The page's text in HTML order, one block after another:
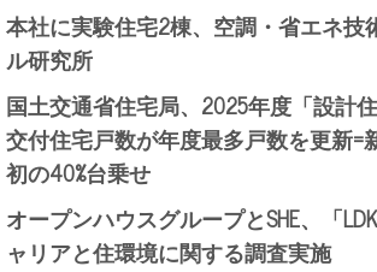
本社に実験住宅2棟、空調・省エネ技
ル研究所
国土交通省住宅局、2025年度「設計
交付住宅戸数が年度最多戸数を更新=
初の40%台乗せ
オープンハウスグループとSHE、「
ャリアと住環境に関する調査実施